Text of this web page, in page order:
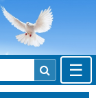
☰
